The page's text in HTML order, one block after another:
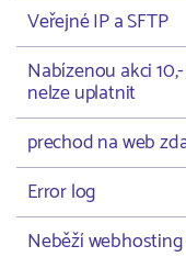
Veřejné IP a SFTP
Nabízenou akci
nelze uplatnit
prechod na web
Error log
Neběží